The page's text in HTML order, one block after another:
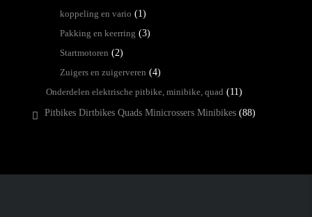
koppeling en vario (1)
Pakking en keerring (3)
Startmotoren (2)
Zuigers en zuigerveren (4)
Onderdelen elektrische pitbike, minibike, quad (11)
Pitbikes Dirtbikes Quads Minicrossers Minibikes (88)